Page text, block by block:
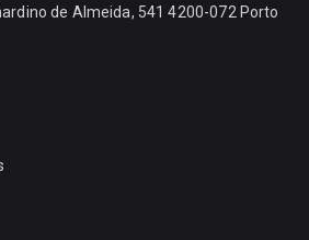
de Almeida, 541 4200-072 Porto